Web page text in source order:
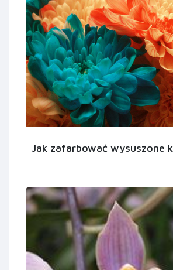
Jak zafarbować wysuszone